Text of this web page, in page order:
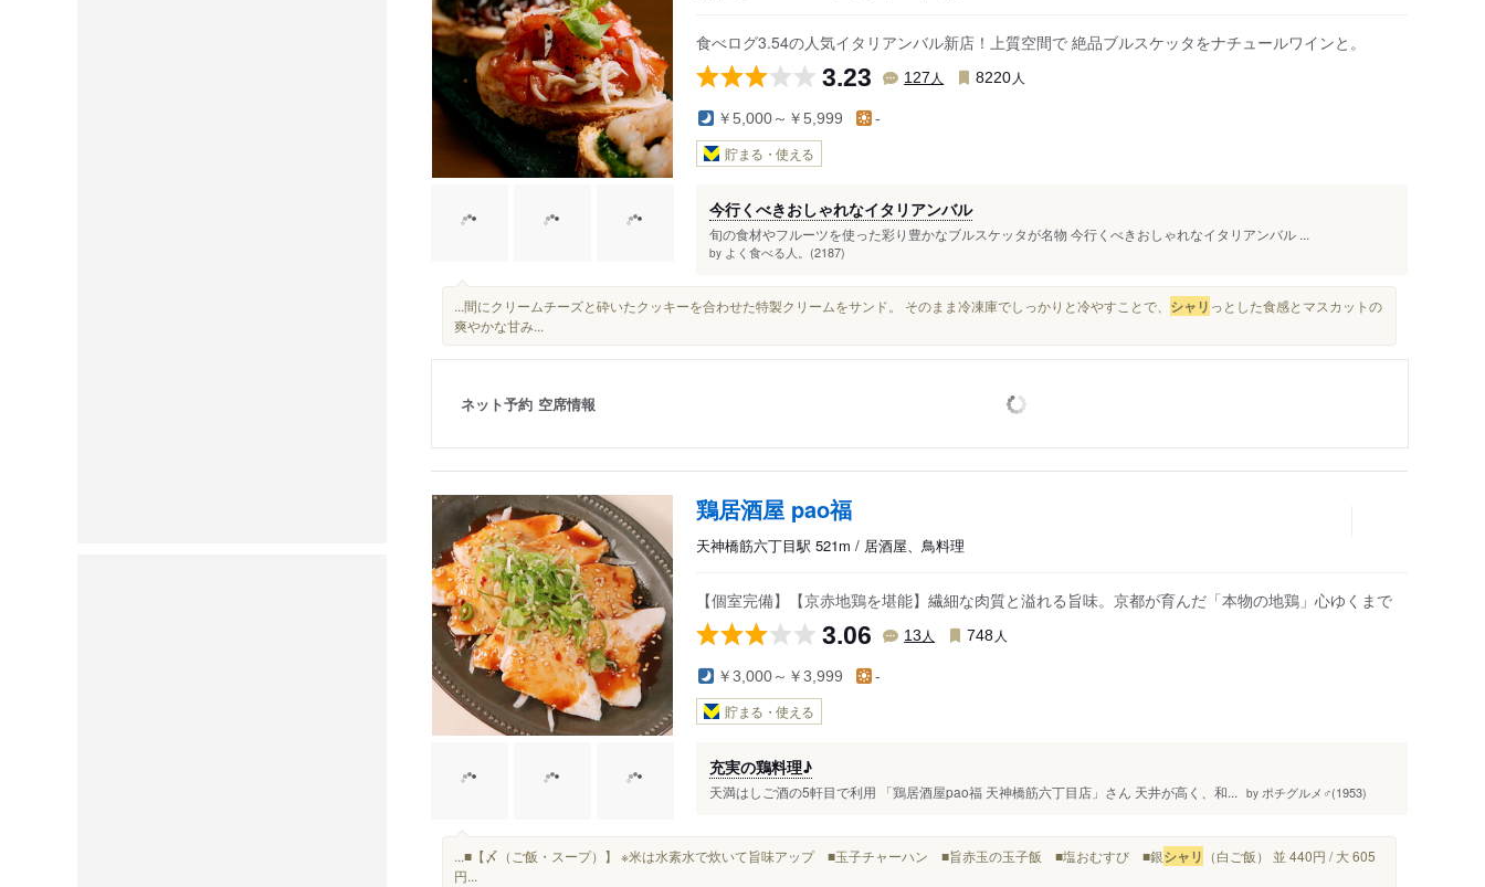
食べログ3.54の人気イタリアンバル新店！上質空間で 絶品ブルスケッタをナチュールワインと。
3.23 127 人 8220 人
￥5,000～￥5,999 -
貯まる・使える
今行くべきおしゃれなイタリアンバル
旬の食材やフルーツを使った彩り豊かなブルスケッタが名物 今行くべきおしゃれなイタリアンバル ...
by よく食べる人。(2187)
...間にクリームチーズと砕いたクッキーを合わせた特製クリームをサンド。 そのまま冷凍庫でしっかりと冷やすことで、 シャリ っとした食感とマスカットの
爽やかな甘み...
ネット予約 空席情報
鶏居酒屋 pao福
天神橋筋六丁目駅 521m / 居酒屋、鳥料理
【個室完備】【京赤地鶏を堪能】繊細な肉質と溢れる旨味。京都が育んだ「本物の地鶏」心ゆくまで
3.06 13 人 748 人
￥3,000～￥3,999 -
貯まる・使える
充実の鶏料理♪
天満はしご酒の5軒目で利用 「鶏居酒屋pao福 天神橋筋六丁目店」さん 天井が高く、和... by ポチグルメ♂(1953)
...■【〆（ご飯・スープ）】 ※米は水素水で炊いて旨味アップ ■玉子チャーハン ■旨赤玉の玉子飯 ■塩おむすび ■銀シャリ （白ご飯） 並 440円 / 大 605
円...